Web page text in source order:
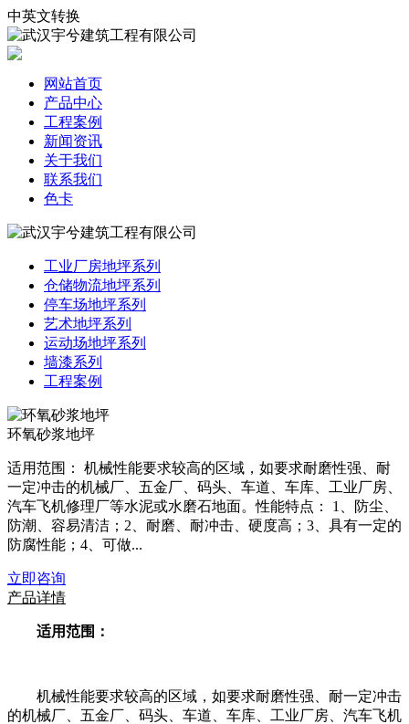
中英文转换
网站首页
产品中心
工程案例
新闻资讯
关于我们
联系我们
色卡
工业厂房地坪系列
仓储物流地坪系列
停车场地坪系列
艺术地坪系列
运动场地坪系列
墙漆系列
工程案例
环氧砂浆地坪
适用范围： 机械性能要求较高的区域，如要求耐磨性强、耐
一定冲击的机械厂、五金厂、码头、车道、车库、工业厂房、
汽车飞机修理厂等水泥或水磨石地面。性能特点： 1、防尘、
防潮、容易清洁；2、耐磨、耐冲击、硬度高；3、具有一定的
防腐性能；4、可做...
立即咨询
产品详情
适用范围：
机械性能要求较高的区域，如要求耐磨性强、耐一定冲击
的机械厂、五金厂、码头、车道、车库、工业厂房、汽车飞机